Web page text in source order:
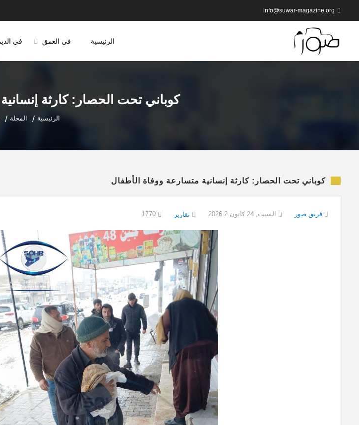
info@suwar-magazine.org
الرئيسية في العمق في
كوباني تحت الحصار: كارثة
الرئيسية المجلة
كوباني تحت الحصار: كارثة إنسانية متسارعة ووفاة الأطفال
فريق صور السبت, 24 كانون 2 2026 تقارير